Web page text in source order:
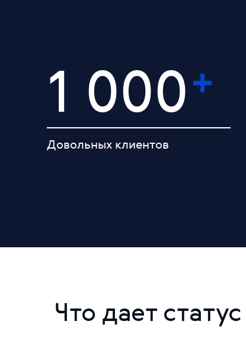
1 000+
Довольных клиентов
Что дает